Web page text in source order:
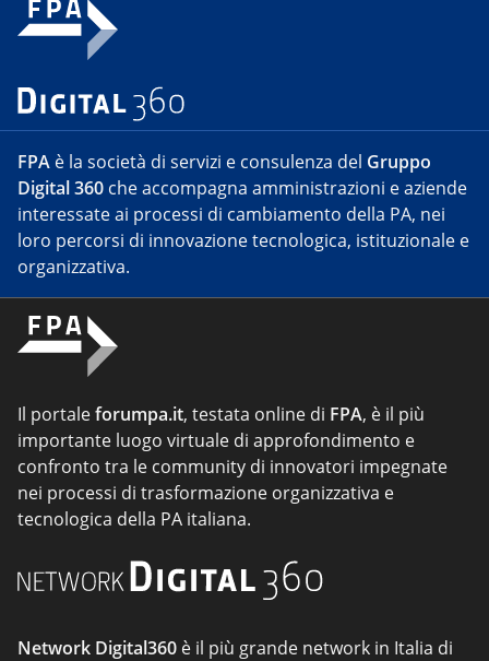
FPA è la società di servizi e consulenza del Gruppo
Digital 360 che accompagna amministrazioni e aziende
interessate ai processi di cambiamento della PA, nei
loro percorsi di innovazione tecnologica, istituzionale e
organizzativa.
Il portaleforumpa.it, testata online di FPA, è il più
importante luogo virtuale di approfondimento e
confronto tra le community di innovatori impegnate
nei processi di trasformazione organizzativa e
tecnologica della PA italiana.
Network Digital360 è il più grande network in Italia di